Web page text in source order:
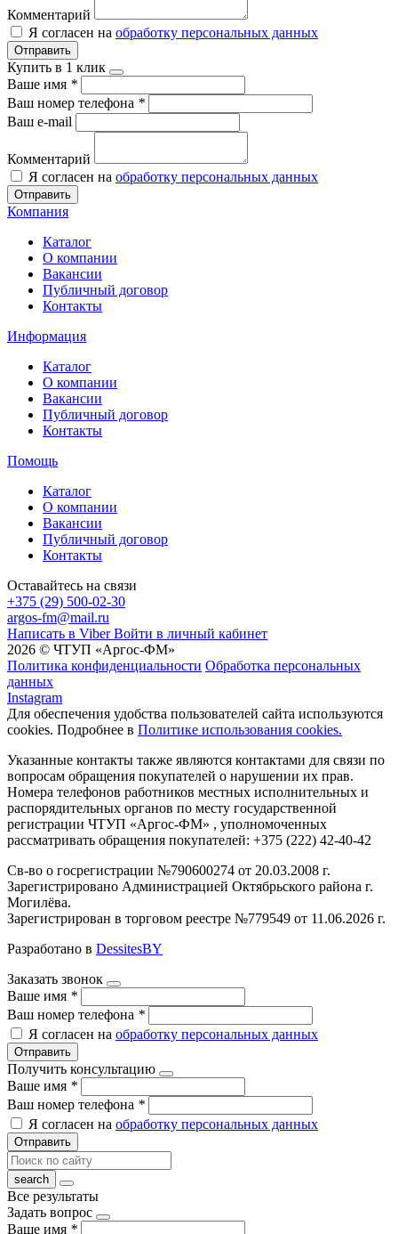
Комментарий
Я согласен на обработку персональных данных
Отправить
Купить в 1 клик
Ваше имя *
Ваш номер телефона *
Ваш e-mail
Комментарий
Я согласен на обработку персональных данных
Отправить
Компания
Каталог
О компании
Вакансии
Публичный договор
Контакты
Информация
Каталог
О компании
Вакансии
Публичный договор
Контакты
Помощь
Каталог
О компании
Вакансии
Публичный договор
Контакты
Оставайтесь на связи
+375 (29) 500-02-30
argos-fm@mail.ru
Написать в Viber Войти в личный кабинет
2026 © ЧТУП «Аргос-ФМ»
Политика конфиденциальности Обработка персональных
данных
Instagram
Для обеспечения удобства пользователей сайта используются
cookies. Подробнее в Политике использования cookies.
Указанные контакты также являются контактами для связи по
вопросам обращения покупателей о нарушении их прав.
Номера телефонов работников местных исполнительных и
распорядительных органов по месту государственной
регистрации ЧТУП «Аргос-ФМ» , уполномоченных
рассматривать обращения покупателей: +375 (222) 42-40-42
Св-во о госрегистрации №790600274 от 20.03.2008 г.
Зарегистрировано Администрацией Октябрьского района г.
Могилёва.
Зарегистрирован в торговом реестре №779549 от 11.06.2026 г.
Разработано в DessitesBY
Заказать звонок
Ваше имя *
Ваш номер телефона *
Я согласен на обработку персональных данных
Отправить
Получить консультацию
Ваше имя *
Ваш номер телефона *
Я согласен на обработку персональных данных
Отправить
Все результаты
Задать вопрос
Ваше имя *